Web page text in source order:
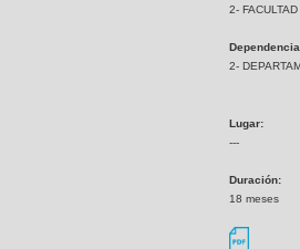
2-
2-
Lugar:
---
Duración:
18 meses